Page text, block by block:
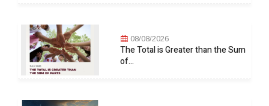
08/08/2026
The Total is Greater than the Sum
of...